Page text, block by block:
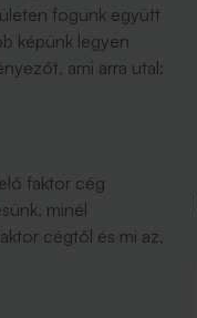
fogunk együtt
képünk legyen
ami arra utal:
faktor cég
minél
cégtől és mi az,